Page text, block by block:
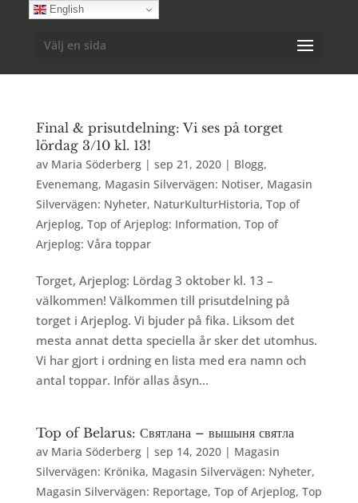
Välj en sida
Final & prisutdelning: Vi ses på torget
lördag 3/10 kl. 13!
av Maria Söderberg| sep 21, 2020| Blogg,
Evenemang, Magasin Silvervägen: Notiser, Magasin
Silvervägen: Nyheter, NaturKulturHistoria, Top of
Arjeplog, Top of Arjeplog: Information, Top of
Arjeplog: Våra toppar
Torget, Arjeplog: Lördag 3 oktober kl. 13 –
välkommen! Välkommen till prisutdelning på
torget i Arjeplog. Vi bjuder på fika. Liksom det
mesta annat detta speciella år sker det utomhus.
Vi har gjort i ordning en lista med era namn och
antal toppar. Inför allas åsyn...
Top of Belarus: Святлана – вышыня святла
av Maria Söderberg| sep 14, 2020| Magasin
Silvervägen: Krönika, Magasin Silvervägen: Nyheter,
Magasin Silvervägen: Reportage, Top of Arjeplog, Top
English